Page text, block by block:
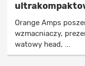
Orange Amps
wzmacniaczy,
watowy head, ...